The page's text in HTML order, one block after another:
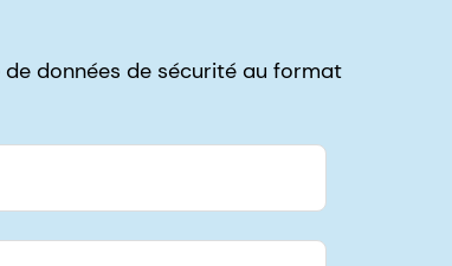
données de sécurité au format